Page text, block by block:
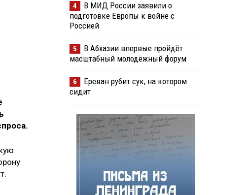
4
В МИД России заявили о
подготовке Европы к войне с
Россией
5
В Абхазии впервые пройдёт
масштабный молодёжный форум
6
Ереван рубит сук, на котором
сидит